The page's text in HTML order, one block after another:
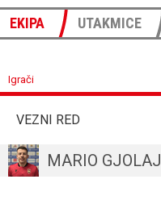
EKIPA UTAKMICE
Igrači
VEZNI RED
MARIO GJOLAJ